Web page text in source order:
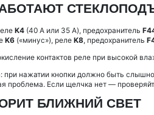
K4 (40 А или 35 А), предохранитель
K6 («минус»), реле K8, предохранитель
контактов реле при высокой
при нажатии кнопки должно быть
проблема. Если щелчка нет —
БЛИЖНИЙ СВЕТ